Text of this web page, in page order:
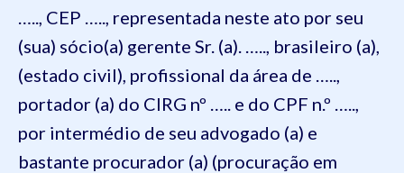
….., CEP ….., representada neste ato por seu
(sua) sócio(a) gerente Sr. (a). ….., brasileiro (a),
(estado civil), profissional da área de …..,
portador (a) do CIRG nº ….. e do CPF n.º …..,
por intermédio de seu advogado (a) e
bastante procurador (a) (procuração em